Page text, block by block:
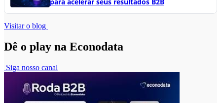
Visitar o blog
Dê o play na Econodata
Siga nosso canal